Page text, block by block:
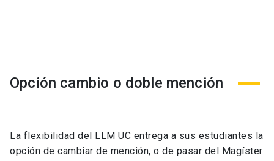
Opción cambio o doble mención
La flexibilidad del LLM UC entrega a sus estudiantes la
opción de cambiar de mención, o de pasar del Magíster